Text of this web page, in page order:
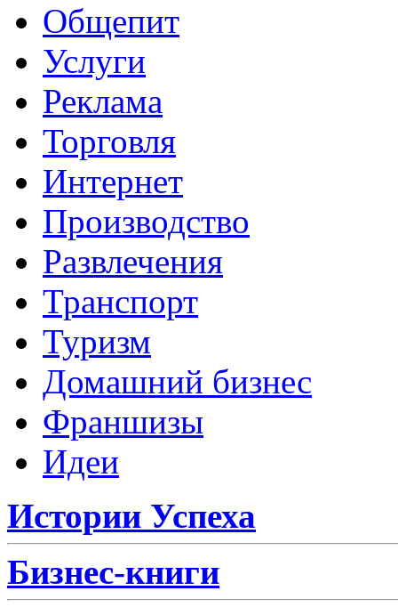
Общепит
Услуги
Реклама
Торговля
Интернет
Производство
Развлечения
Транспорт
Туризм
Домашний бизнес
Франшизы
Идеи
Истории Успеха
Бизнес-книги